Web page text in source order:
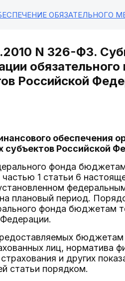
ОБЯЗАТЕЛЬНОГО
N 326-ФЗ.
Российской
обеспечения
субъектов Российской
фонда
1 статьи 6
плановый период.
фонда бюджетам
бюджетам
лиц, норматива
и других
статьи порядком.